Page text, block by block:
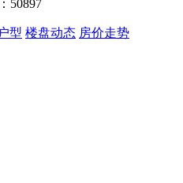
50897
户型 楼盘动态 房价走势